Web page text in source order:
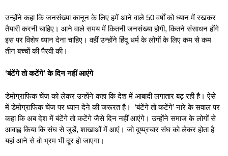
उन्होंने कहा कि जनसंख्या कानून के लिए हमें आने वाले 50 वर्षों को ध्यान में रखकर
तैयारी करनी चाहिए। आने वाले समय में कितनी जनसंख्या होगी, कितने संसाधन होंगे
इस पर विशेष ध्यान देना चाहिए। वहीं उन्होंने हिंदू धर्म के लोगों के लिए कम से कम
तीन बच्चों की पैरवी की।
‘बंटेंगे तो कटेंगे’ के दिन नहीं आएंगे
डेमोग्राफिक चेंज को लेकर उन्होंने कहा कि देश में आबादी लगातार बढ़ रही है। ऐसे
में डेमोग्राफिक चेंज पर ध्यान देने की जरूरत है। ‘बंटेंगे तो कटेंगे’ नारे के सवाल पर
कहा कि अब देश में बंटेंगे तो कटेंगे जैसे दिन नहीं आएंगे। उन्होंने समाज के लोगों से
आवाह्न किया कि संघ से जुड़ें, शाखाओं में आएं। जो दुष्प्रचार संघ को लेकर होता है
यहां आने से वो भ्रम भी दूर हो जाएगा।